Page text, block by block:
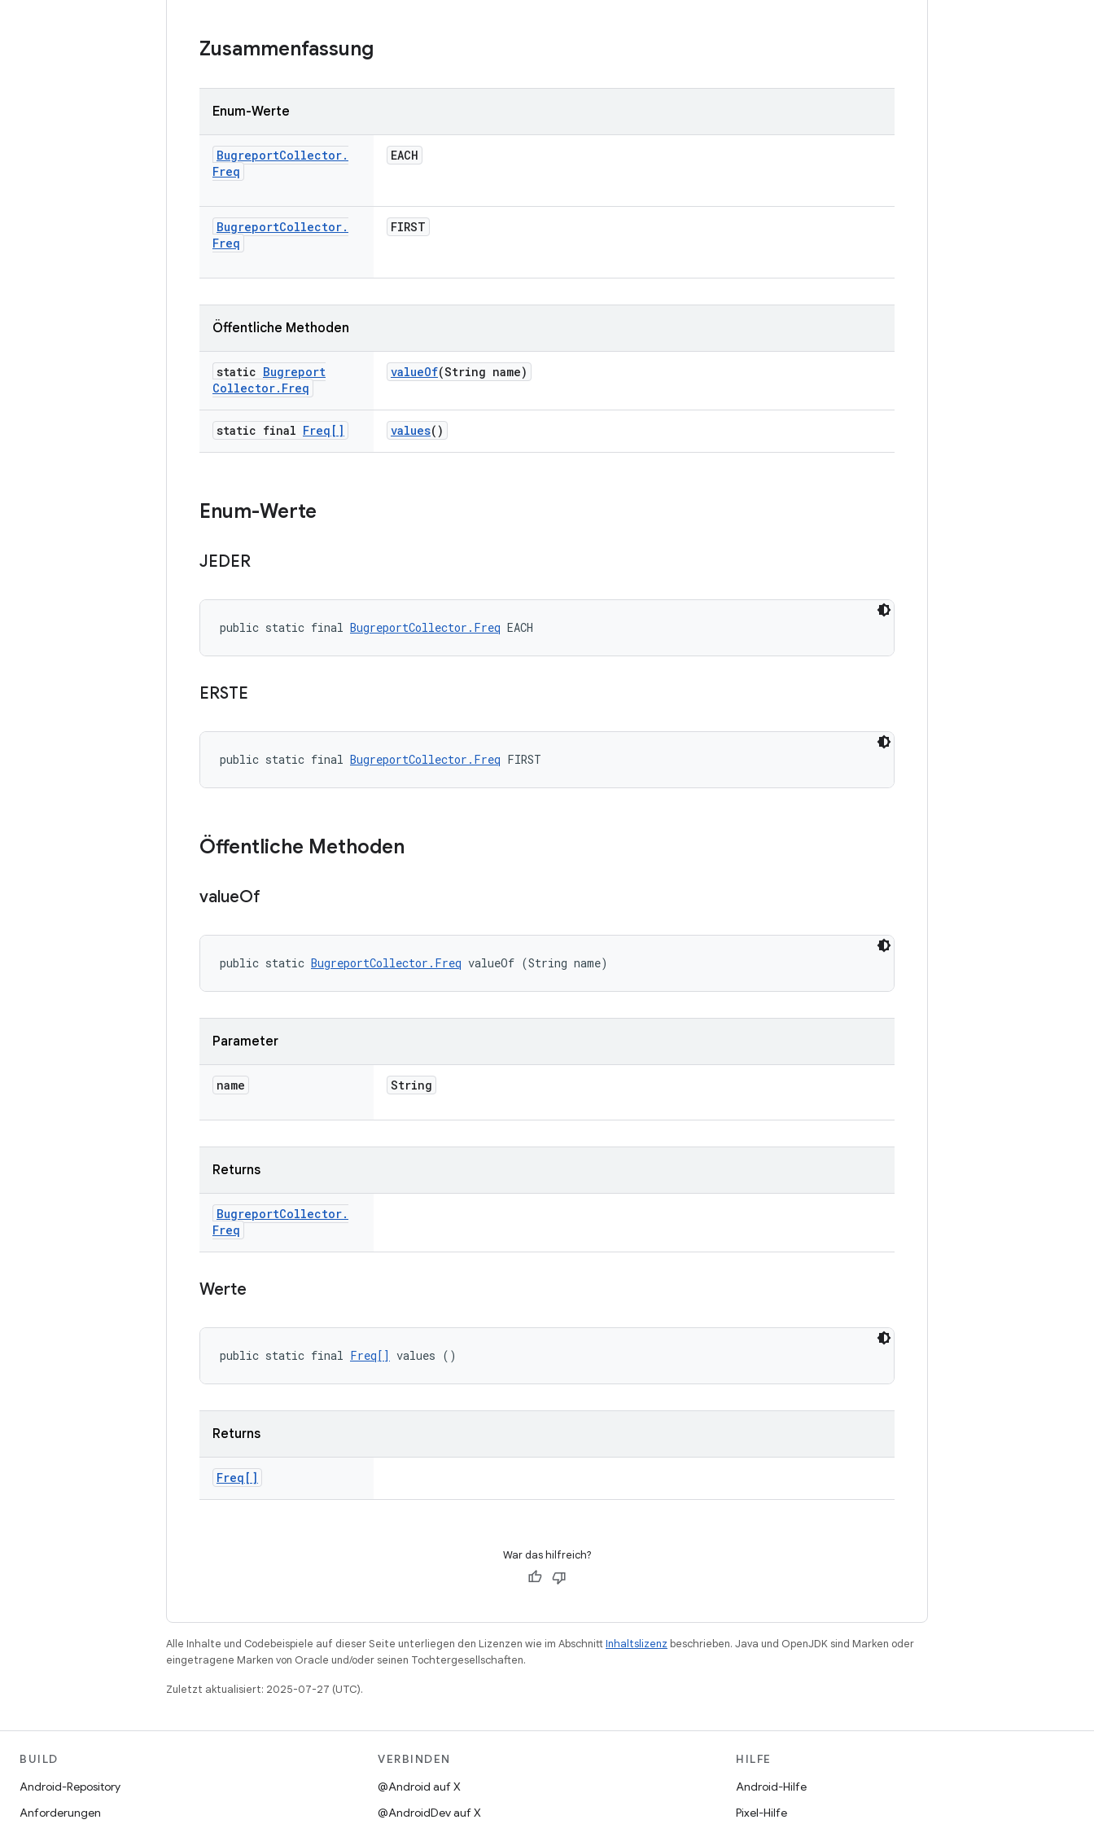
Zusammenfassung
Enum-Werte
BugreportCollector.
Freq
EACH
BugreportCollector.
Freq
FIRST
Öffentliche Methoden
static Bugreport
Collector. Freq
valueOf(String name)
static final Freq[] values()
Enum-Werte
JEDER
public static final BugreportCollector.Freq EACH
ERSTE
public static final BugreportCollector.Freq FIRST
Öffentliche Methoden
valueOf
public static BugreportCollector.Freq valueOf (String name)
Parameter
name String
Returns
BugreportCollector.
Freq
Werte
public static final Freq[] values ()
Returns
Freq[]
War das hilfreich?
Alle Inhalte und Codebeispiele auf dieser Seite unterliegen den Lizenzen wie im AbschnittInhaltslizenz beschrieben. Java und OpenJDK sind Marken oder
eingetragene Marken von Oracle und/oder seinen Tochtergesellschaften.
Zuletzt aktualisiert: 2025-07-27 (UTC).
BUILD
Android-Repository
Anforderungen
VERBINDEN
@Android auf X
@AndroidDev auf X
HILFE
Android-Hilfe
Pixel-Hilfe